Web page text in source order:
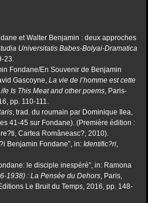
et Walter Benjamin : deux approches
Universitatis Babes-Bolyai-Dramatica
23.
Fondane/En Souvenir de Benjamin
Gascoyne, La vie de l’homme est cette
Is This Meat and other poems, Paris-
pp. 110-111.
, trad. du roumain par Dominique Ilea,
41-45 sur Fondane). (Première édition :
Cartea Româneasc?, 2010).
Benjamin Fondane”, in: Identific?ri,
le disciple inespéré”, in: Ramona
1938) : La Pensée du Dehors, Paris,
Le Bruit du Temps, 2016, pp. 148-